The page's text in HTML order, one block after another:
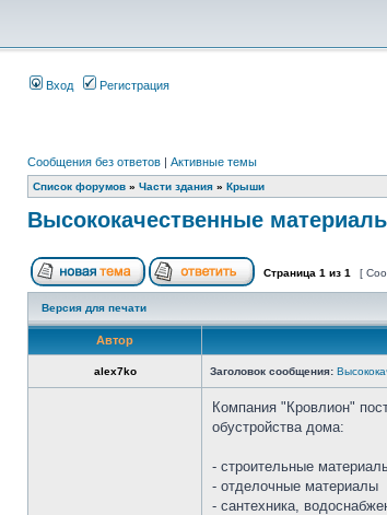
Вход Регистрация
Сообщения без ответов | Активные темы
Список форумов » Части здания » Крыши
Высококачественные
Страница 1 из 1 [
Версия для печати
Автор
alex7ko Заголовок сообщения:
Компания "Кровлион"
обустройства дома:
- строительные
- отделочные материалы
- сантехника,